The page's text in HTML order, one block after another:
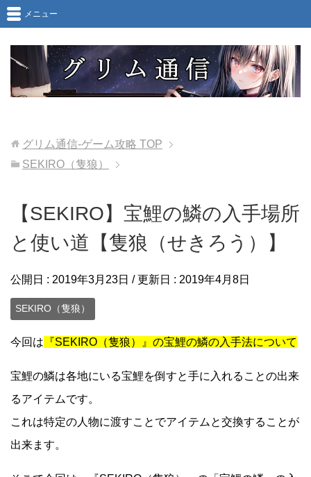
メニュー
グリム通信-ゲーム攻略 TOP
SEKIRO（隻狼）
【SEKIRO】宝鯉の鱗の入手場所
と使い道【隻狼（せきろう）】
公開日 : 2019年3月23日 / 更新日 : 2019年4月8日
SEKIRO（隻狼）
今回は 『SEKIRO（隻狼）』の宝鯉の鱗の入手法について
宝鯉の鱗は各地にいる宝鯉を倒すと手に入れることの出来
るアイテムです。
これは特定の人物に渡すことでアイテムと交換することが
出来ます。